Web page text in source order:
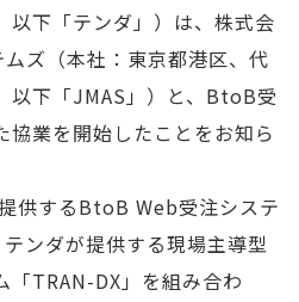
以下「テンダ」）は、株式会
ズ（本社：東京都港区、代
以下「JMAS」）と、BtoB受
協業を開始したことをお知ら
供するBtoB Web受注システ
ンダが提供する現場主導型
「TRAN-DX」を組み合わ